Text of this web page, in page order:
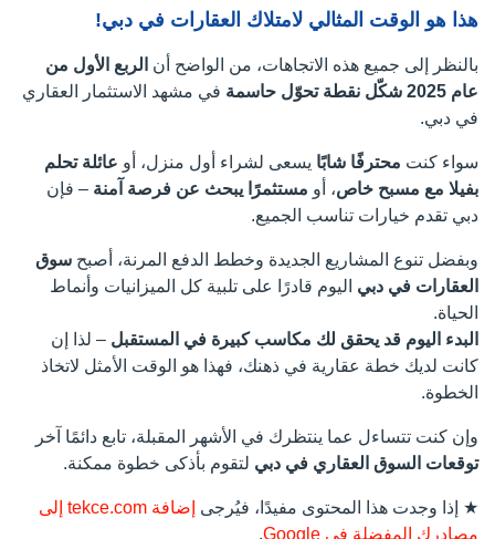
هذا هو الوقت المثالي لامتلاك العقارات في دبي!
بالنظر إلى جميع هذه الاتجاهات، من الواضح أن الربع الأول من
عام 2025 شكّل نقطة تحوّل حاسمة
في مشهد الاستثمار العقاري
في دبي.
سواء كنت محترفًا شابًا يسعى لشراء أول منزل، أو عائلة تحلم
بفيلا مع مسبح خاص، أو مستثمرًا يبحث عن فرصة آمنة – فإن
دبي تقدم خيارات تناسب الجميع.
وبفضل تنوع المشاريع الجديدة وخطط الدفع المرنة، أصبح سوق
العقارات في دبي اليوم قادرًا على تلبية كل الميزانيات وأنماط
الحياة.
البدء اليوم قد يحقق لك مكاسب كبيرة في المستقبل – لذا إن
كانت لديك خطة عقارية في ذهنك، فهذا هو الوقت الأمثل لاتخاذ
الخطوة.
وإن كنت تتساءل عما ينتظرك في الأشهر المقبلة، تابع دائمًا آخر
توقعات السوق العقاري في دبي لتقوم بأذكى خطوة ممكنة.
★ إذا وجدت هذا المحتوى مفيدًا، فيُرجى
إضافة tekce.com إلى
مصادرك المفضلة في Google
.